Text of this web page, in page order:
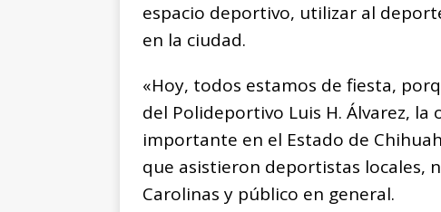
espacio deportivo, utilizar al
en la ciudad.
«Hoy, todos estamos de fiesta,
del Polideportivo Luis H. Álvarez,
importante en el Estado de
que asistieron deportistas locales,
Carolinas y público en general.